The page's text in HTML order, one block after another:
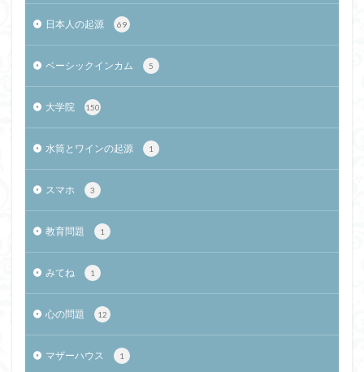
日本人の起源 69
ベーシックインカム 5
大学院 150
水筒とワインの起源 1
スマホ 3
教育問題 1
みてね 1
心の問題 12
マザーハウス 1